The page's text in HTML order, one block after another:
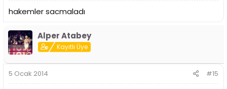
hakemler sacmaladı
Alper Atabey
Kayıtlı Üye
5 Ocak 2014 #15